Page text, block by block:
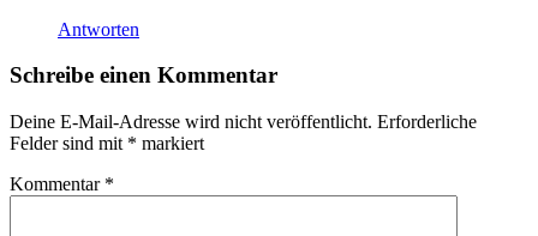
Antworten
Schreibe einen Kommentar
Deine E-Mail-Adresse wird nicht veröffentlicht. Erforderliche
Felder sind mit * markiert
Kommentar *